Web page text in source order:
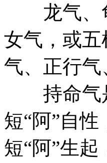
龙气、龟
女气，或
气、正行
持命气是
短“阿”自
短“阿”生